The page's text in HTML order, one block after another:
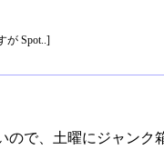
が Spot..]
で、土曜にジャンク